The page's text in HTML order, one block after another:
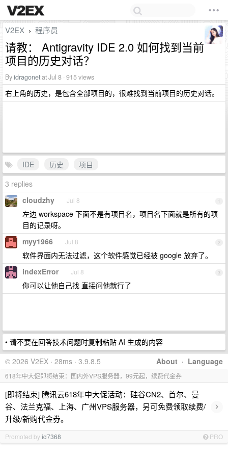
V2EX › 程序员
请教： Antigravity IDE 2.0 如何找到当前
项目的历史对话？
Byidragonetat Jul 8 · 915 views
右上角的历史，是包含全部项目的，很难找到当前项目的历史对话。
IDE 历史
项目
3 replies
1
cloudzhy Jul 8
左边 workspace 下面不是有项目名，项目名下面就是所有的项
目的记录呀。
2
myy1966 Jul 8
软件界面内无法过滤，这个软件感觉已经被 google 放弃了。
3
indexError Jul 8
你可以让他自己找 直接问他就行了
• 请不要在回答技术问题时复制粘贴 AI 生成的内容
About · Language
© 2026 V2EX · 28ms · 3.9.8.5
618年中大促即将结束：国内外VPS服务器，99元起，续费代金券
[即将结束] 腾讯云618年中大促活动：硅谷CN2、首尔、曼
谷、法兰克福、上海、广州VPS服务器，另可免费领取续费/
升级/新购代金券。
›
Promoted byid7368 PRO